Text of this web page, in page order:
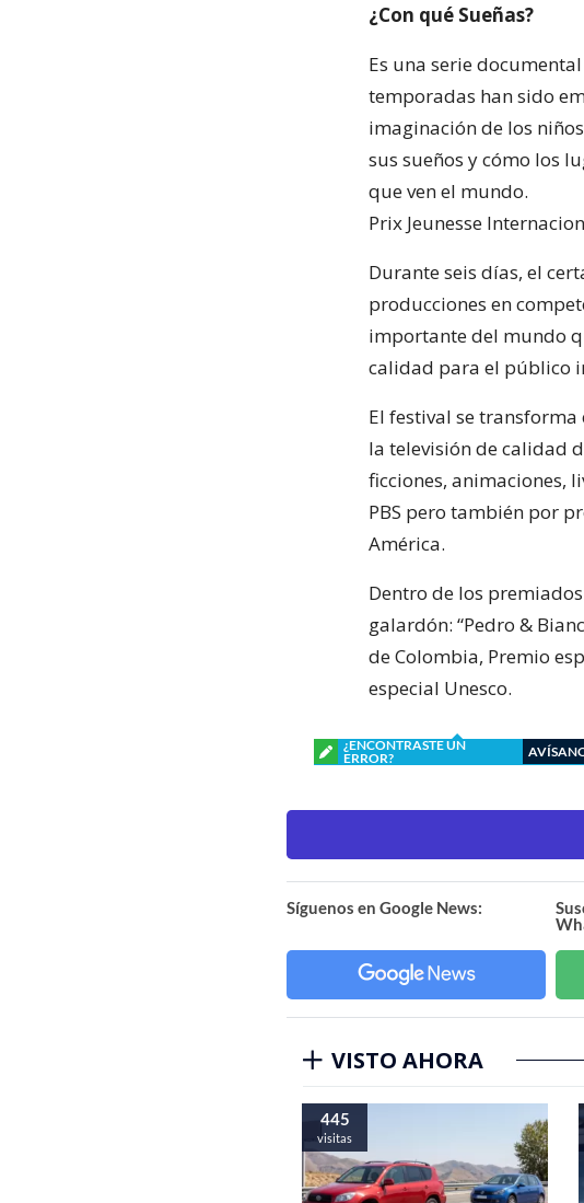
¿Con qué Sueñas?
Es una serie
temporadas han sido
imaginación de los
sus sueños y cómo los
que ven el mundo.
Prix Jeunesse
Durante seis días, el
producciones en
importante del mundo
calidad para el público
El festival se
la televisión de calidad
ficciones, animaciones,
PBS pero también por
América.
Dentro de los
galardón: “Pedro &
de Colombia, Premio
especial Unesco.
¿ENCONTRASTE UN
ERROR?
Síguenos en Google News:
VISTO AHORA
445
visitas